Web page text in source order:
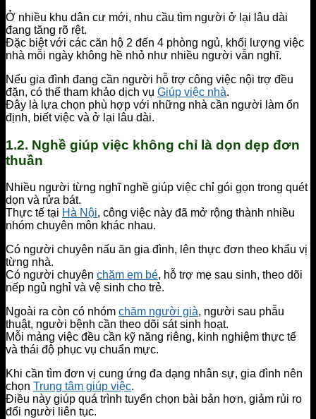
Ở nhiều khu dân cư mới, nhu cầu tìm người ở lại lâu dài
đang tăng rõ rệt.
Đặc biệt với các căn hộ 2 đến 4 phòng ngủ, khối lượng việc
nhà mỗi ngày không hề nhỏ như nhiều người vẫn nghĩ.
Nếu gia đình đang cần người hỗ trợ công việc nội trợ đều
đặn, có thể tham khảo dịch vụ Giúp việc nhà.
Đây là lựa chọn phù hợp với những nhà cần người làm ổn
định, biết việc và ở lại lâu dài.
1.2. Nghề giúp việc không chỉ là dọn dẹp đơn
thuần
Nhiều người từng nghĩ nghề giúp việc chỉ gói gọn trong quét
dọn và rửa bát.
Thực tế tại Hà Nội, công việc này đã mở rộng thành nhiều
nhóm chuyên môn khác nhau.
Có người chuyên nấu ăn gia đình, lên thực đơn theo khẩu vị
từng nhà.
Có người chuyên chăm em bé, hỗ trợ mẹ sau sinh, theo dõi
nếp ngủ nghỉ và vệ sinh cho trẻ.
Ngoài ra còn có nhóm chăm người già, người sau phẫu
thuật, người bệnh cần theo dõi sát sinh hoạt.
Mỗi mảng việc đều cần kỹ năng riêng, kinh nghiệm thực tế
và thái độ phục vụ chuẩn mực.
Khi cần tìm đơn vị cung ứng đa dạng nhân sự, gia đình nên
chọn Trung tâm giúp việc.
Điều này giúp quá trình tuyển chọn bài bản hơn, giảm rủi ro
đổi người liên tục.